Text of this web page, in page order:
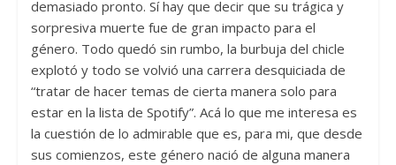
demasiado pronto. Sí hay que decir que su trágica y
sorpresiva muerte fue de gran impacto para el
género. Todo quedó sin rumbo, la burbuja del chicle
explotó y todo se volvió una carrera desquiciada de
“tratar de hacer temas de cierta manera solo para
estar en la lista de Spotify”. Acá lo que me interesa es
la cuestión de lo admirable que es, para mi, que desde
sus comienzos, este género nació de alguna manera